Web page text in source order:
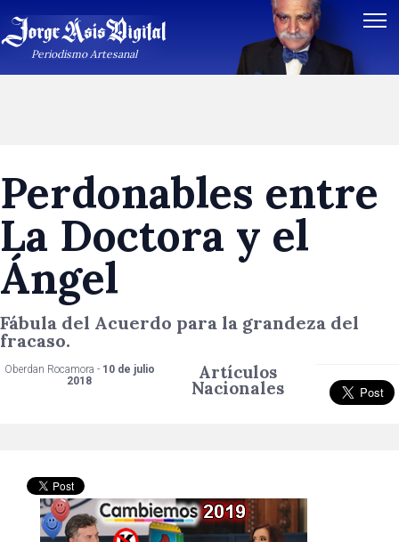
Periodismo Artesanal
Perdonables entre
La Doctora y el
Ángel
Fábula del Acuerdo para la grandeza del
fracaso.
Oberdan Rocamora - 10 de julio
2018
Artículos
Nacionales